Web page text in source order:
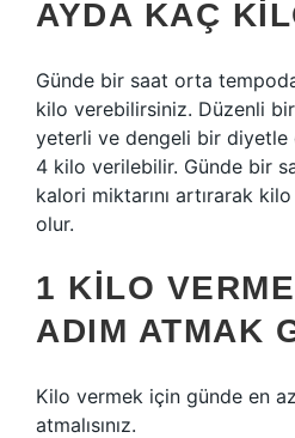
AYDA KAÇ
Günde bir saat orta
kilo verebilirsiniz. Düzenli
yeterli ve dengeli bir
4 kilo verilebilir. Günde bir
kalori miktarını artırarak
olur.
1 KILO
ADIM ATMAK
Kilo vermek için günde en
atmalısınız.